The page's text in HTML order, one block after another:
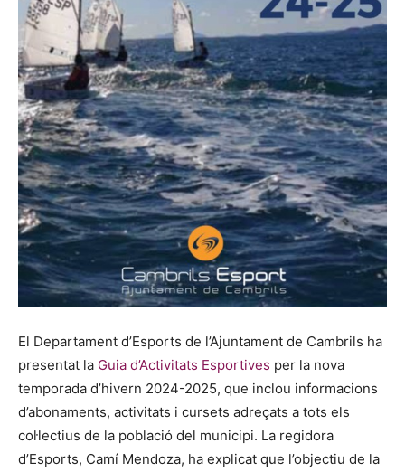
El Departament d’Esports de l’Ajuntament de Cambrils ha
presentat la Guia d’Activitats Esportives per la nova
temporada d’hivern 2024-2025, que inclou informacions
d’abonaments, activitats i cursets adreçats a tots els
col·lectius de la població del municipi. La regidora
d’Esports, Camí Mendoza, ha explicat que l’objectiu de la